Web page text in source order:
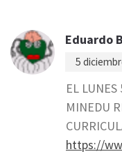
Eduardo
5
EL
MINEDU
https://